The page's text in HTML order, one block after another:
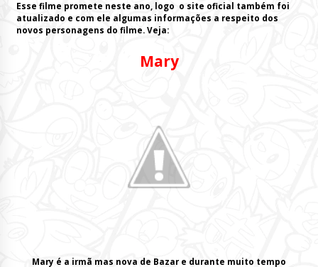
Esse filme promete neste ano, logo o site oficial também foi
atualizado e com ele algumas informações a respeito dos
novos personagens do filme. Veja:
Mary
Mary é a irmã mas nova de Bazare durante muito tempo